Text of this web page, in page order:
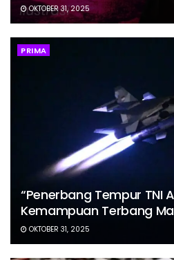
OKTOBER 31, 2025
PRIMA
“Penerbang Tempur TNI
Kemampuan Terbang
OKTOBER 31, 2025